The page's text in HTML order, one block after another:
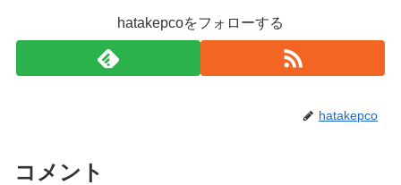
hatakepcoをフォローする
hatakepco
コメント